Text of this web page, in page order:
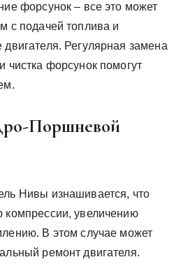
форсунок – все это может
с подачей топлива и
двигателя. Регулярная замена
чистка форсунок помогут
Поршневой
Нивы изнашивается, что
компрессии, увеличению
В этом случае может
ремонт двигателя.